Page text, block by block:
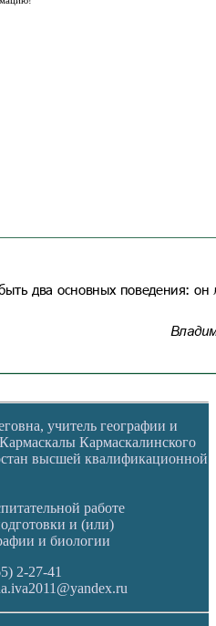
учитель географии и
Кармаскалинского
высшей квалификационной
работе
и (или)
и биологии
2-27-41